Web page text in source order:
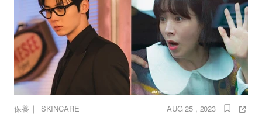
保養 ｜ SKINCARE AUG 25 , 2023